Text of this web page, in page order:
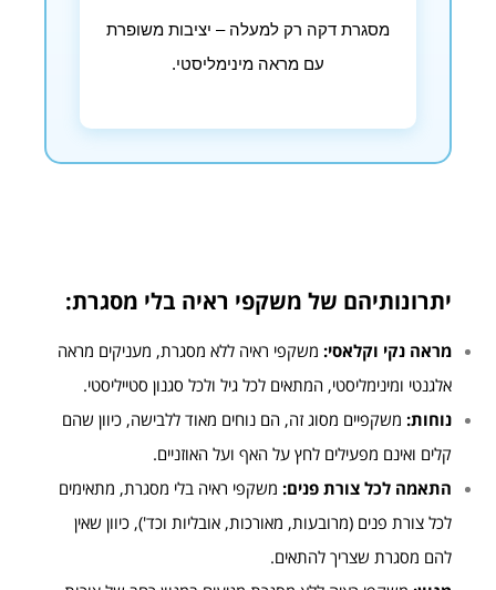
מסגרת דקה רק למעלה – יציבות משופרת
עם מראה מינימליסטי.
יתרונותיהם של משקפי ראיה בלי מסגרת:
מראה נקי וקלאסי:משקפי ראיה ללא מסגרת, מעניקים מראה
אלגנטי ומינימליסטי, המתאים לכל גיל ולכל סגנון סטייליסטי.
נוחות:משקפיים מסוג זה, הם נוחים מאוד ללבישה, כיוון שהם
קלים ואינם מפעילים לחץ על האף ועל האוזניים.
התאמה לכל צורת פנים:משקפי ראיה בלי מסגרת, מתאימים
לכל צורת פנים (מרובעות, מאורכות, אובליות וכד'), כיוון שאין
להם מסגרת שצריך להתאים.